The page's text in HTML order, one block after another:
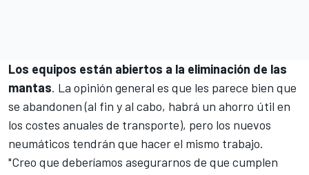
Los equipos están abiertos a la eliminación de las
mantas. La opinión general es que les parece bien que
se abandonen (al fin y al cabo, habrá un ahorro útil en
los costes anuales de transporte), pero los nuevos
neumáticos tendrán que hacer el mismo trabajo.
"Creo que deberíamos asegurarnos de que cumplen